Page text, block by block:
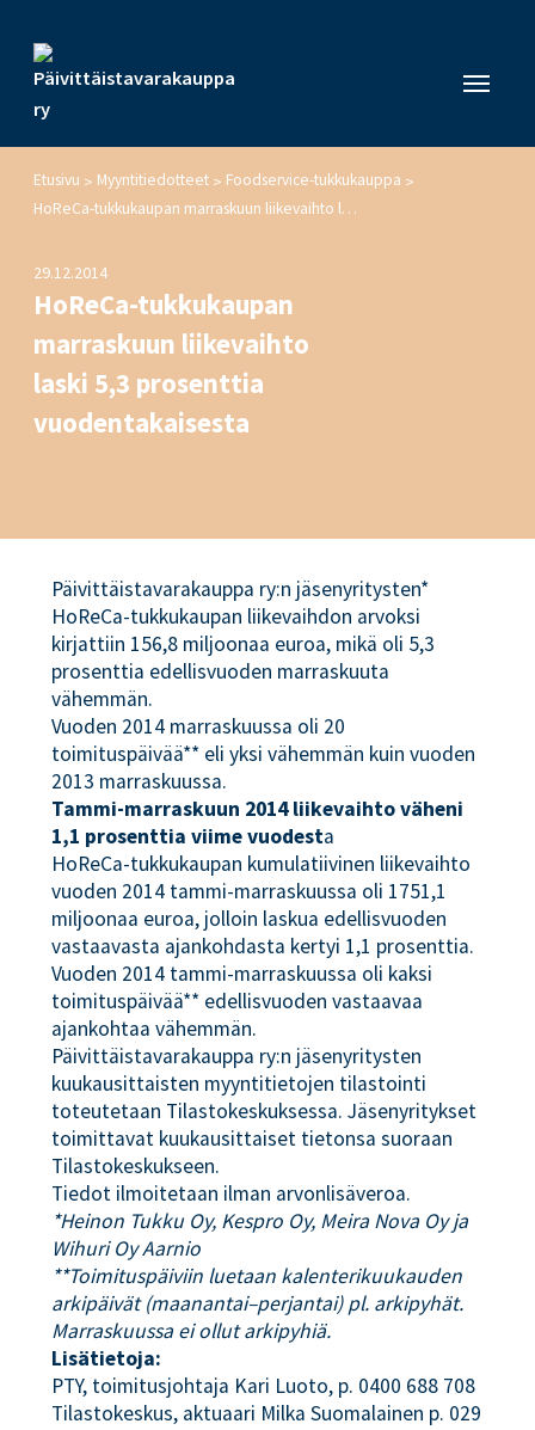
Etusivu > Myyntitiedotteet > Foodservice-tukkukauppa >
HoReCa-tukkukaupan marraskuun liikevaihto laski 5,3 prosenttia vuodentakaisesta
29.12.2014
HoReCa-tukkukaupan
marraskuun liikevaihto
laski 5,3 prosenttia
vuodentakaisesta
Päivittäistavarakauppa ry:n jäsenyritysten*
HoReCa-tukkukaupan liikevaihdon arvoksi
kirjattiin 156,8 miljoonaa euroa, mikä oli 5,3
prosenttia edellisvuoden marraskuuta
vähemmän.
Vuoden 2014 marraskuussa oli 20
toimituspäivää** eli yksi vähemmän kuin vuoden
2013 marraskuussa.
Tammi-marraskuun 2014 liikevaihto väheni
1,1 prosenttia viime vuodesta
HoReCa-tukkukaupan kumulatiivinen liikevaihto
vuoden 2014 tammi-marraskuussa oli 1751,1
miljoonaa euroa, jolloin laskua edellisvuoden
vastaavasta ajankohdasta kertyi 1,1 prosenttia.
Vuoden 2014 tammi-marraskuussa oli kaksi
toimituspäivää** edellisvuoden vastaavaa
ajankohtaa vähemmän.
Päivittäistavarakauppa ry:n jäsenyritysten
kuukausittaisten myyntitietojen tilastointi
toteutetaan Tilastokeskuksessa. Jäsenyritykset
toimittavat kuukausittaiset tietonsa suoraan
Tilastokeskukseen.
Tiedot ilmoitetaan ilman arvonlisäveroa.
*Heinon Tukku Oy, Kespro Oy, Meira Nova Oy ja
Wihuri Oy Aarnio
**Toimituspäiviin luetaan kalenterikuukauden
arkipäivät (maanantai–perjantai) pl. arkipyhät.
Marraskuussa ei ollut arkipyhiä.
Lisätietoja:
PTY, toimitusjohtaja Kari Luoto, p. 0400 688 708
Tilastokeskus, aktuaari Milka Suomalainen p. 029